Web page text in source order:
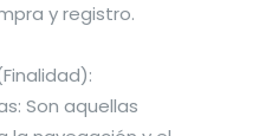
y registro.
Son aquellas